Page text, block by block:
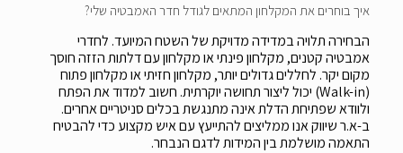
איך בוחרים את המקלחון המתאים לגודל חדר האמבטיה שלי?
הבחירה תלויה במדידה מדויקת של השטח המיועד. לחדרי
אמבטיה קטנים, מקלחון פינתי או מקלחון עם דלתות הזזה חוסך
מקום יקר. לחללים גדולים יותר, מקלחון חזיתי או מקלחון פתוח
(Walk-in) יכול ליצור תחושה יוקרתית. חשוב למדוד את הפתח
ולוודא שפתיחת הדלת אינה מתנגשת בכלים סניטריים אחרים.
ב-א.ר שיווק אנו ממליצים להתייעץ עם איש מקצוע כדי להבטיח
התאמה מושלמת בין המידות לדגם הנבחר.